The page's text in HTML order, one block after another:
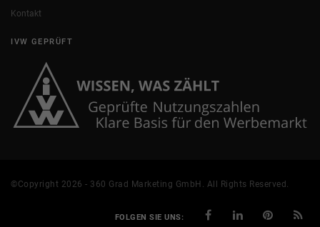
Kontakt
IVW GEPRÜFT
©Copyright 2026 - 360 Grad Marketing GmbH. All Rights Reserved.
FOLGEN SIE UNS: